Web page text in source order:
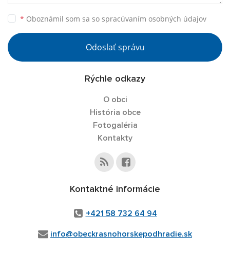
* Oboznámil som sa so spracúvaním osobných údajov
Odoslať správu
Rýchle odkazy
O obci
História obce
Fotogaléria
Kontakty
Kontaktné informácie
+421 58 732 64 94
info@obeckrasnohorskepodhradie.sk